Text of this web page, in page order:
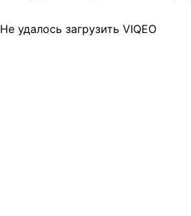
Не удалось загрузить VIQEO